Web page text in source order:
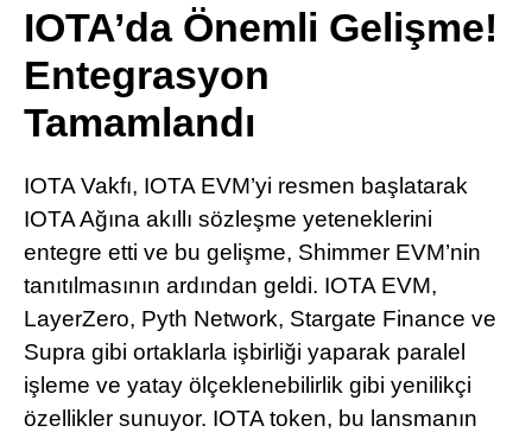
Youtube
LinkedIn
Telegram
IOTA’da Önemli Gelişme!
Entegrasyon
Tamamlandı
IOTA Vakfı, IOTA EVM’yi resmen başlatarak
IOTA Ağına akıllı sözleşme yeteneklerini
entegre etti ve bu gelişme, Shimmer EVM’nin
tanıtılmasının ardından geldi. IOTA EVM,
LayerZero, Pyth Network, Stargate Finance ve
Supra gibi ortaklarla işbirliği yaparak paralel
işleme ve yatay ölçeklenebilirlik gibi yenilikçi
özellikler sunuyor. IOTA token, bu lansmanın